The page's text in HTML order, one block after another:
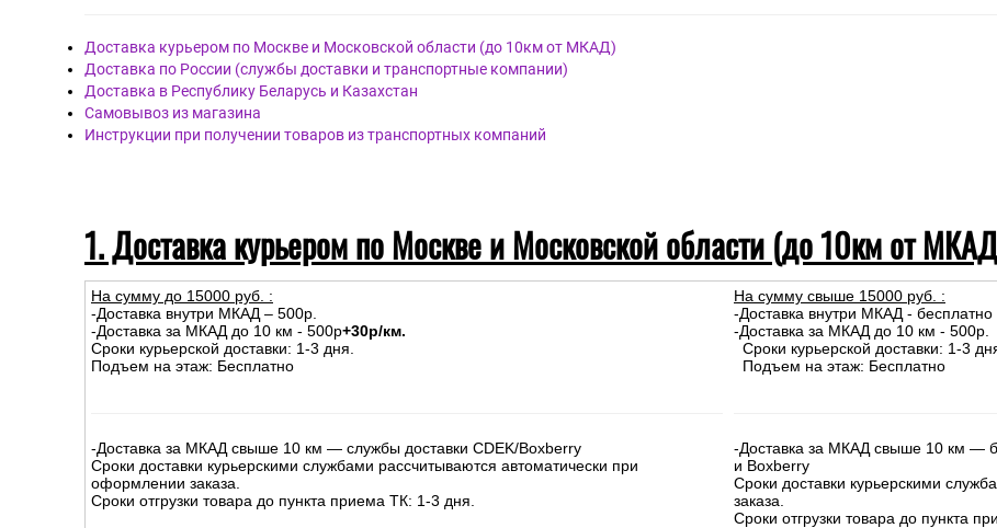
Доставка курьером по Москве и Московской области (до 10км от МКАД)
Доставка по России (службы доставки и транспортные компании)
Доставка в Республику Беларусь и Казахстан
Самовывоз из магазина
Инструкции при получении товаров из транспортных компаний
1. Доставка курьером по Москве и Московской области (до 10км от
На сумму до 15000 руб. :
-Доставка внутри МКАД – 500р.
-Доставка за МКАД до 10 км - 500р+30р/км.
Сроки курьерской доставки: 1-3 дня.
Подъем на этаж: Бесплатно
-Доставка за МКАД свыше 10 км — службы доставки CDEK/Boxberry
Сроки доставки курьерскими службами рассчитываются автоматически при
оформлении заказа.
Сроки отгрузки товара до пункта приема ТК: 1-3 дня.
На сумму свыше 15000 руб. :
-Доставка внутри МКАД - бесплатно
-Доставка за МКАД до 10 км - 500р.
Сроки курьерской доставки: 1-3
Подъем на этаж: Бесплатно
-Доставка за МКАД свыше 10 км —
и Boxberry
Сроки доставки курьерскими
заказа.
Сроки отгрузки товара до пункта